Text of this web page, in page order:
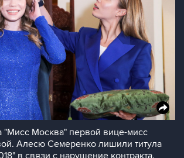
"Мисс Москва" первой вице-мисс
Алесю Семеренко лишили титула
в связи с нарушение контракта.